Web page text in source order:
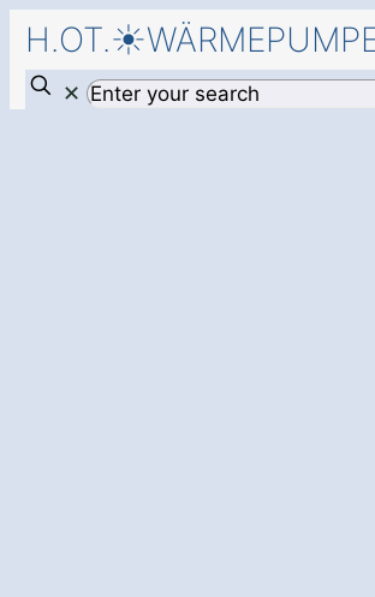
✕